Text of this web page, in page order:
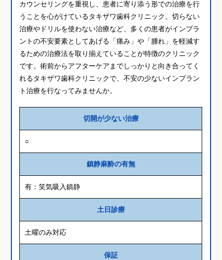
カウンセリングを重視し、患者に寄り添う形での治療を行
うことを心がけているタキザワ歯科クリニック。切らない
治療やドリルを使わない治療など、多くの患者がインプラ
ントの不安要素としてあげる「痛み」や「腫れ」を軽減す
るための治療法を取り揃えていることが特徴のクリニック
です。術前からアフターケアまでしっかりと向き合ってく
れるタキザワ歯科クリニックで、不安の少ないインプラン
ト治療を行なってみませんか。
切開が少ない治療
○
鎮静麻酔の有無
有：笑気吸入鎮静
土日診療
土曜のみ対応
保証